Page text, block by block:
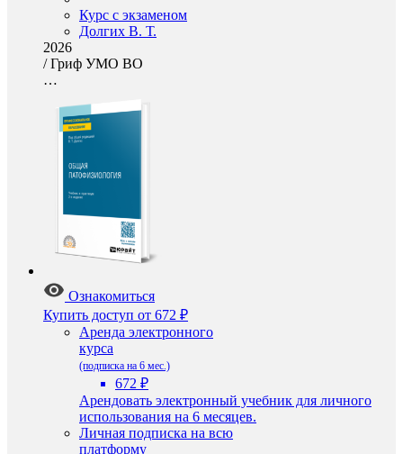
Курс с экзаменом
Долгих В. Т.
2026
/Гриф УМО ВО
…
Ознакомиться
Купить доступ от 672 ₽
Аренда электронного
курса
(подписка на 6 мес.)
672 ₽
Арендовать электронный учебник для личного
использования на 6 месяцев.
Личная подписка на всю
платформу